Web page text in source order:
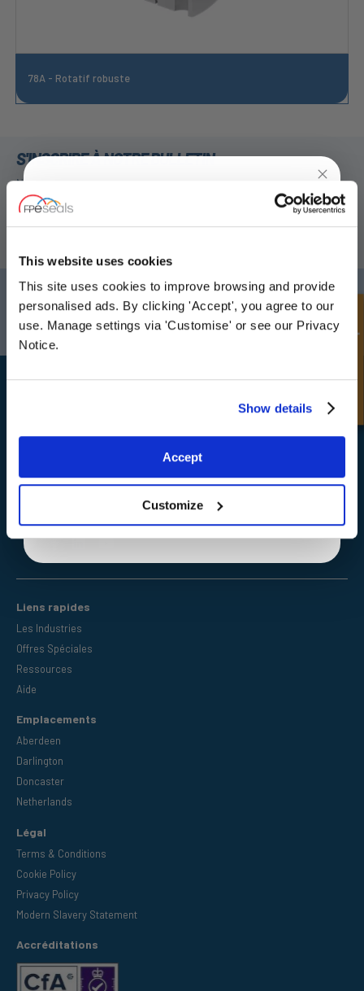
This website uses cookies
This site uses cookies to improve browsing and provide
personalised ads. By clicking 'Accept', you agree to our
use. Manage settings via 'Customise' or see our Privacy
Notice.
Show details
Accept
Customize
78A - Rotatif robuste
S'INSCRIRE À NOTRE BULLETIN
N'oubliez pas de vous abonner à notre newsletter pour recevoir des
détails sur nos dernières offres spéciales et nos nouveaux produits.
Darlington
Téléphone: +44 (0) 1325 282732
E-mail:sales@fpeseals.com
Doncaster
Téléphone:+44 (0)
E-mail:
Barrington Way,
Darlington,
Liens rapides
Les Industries
Offres Spéciales
Ressources
Aide
Emplacements
Aberdeen
Darlington
Doncaster
Netherlands
Légal
Terms & Conditions
Cookie Policy
Privacy Policy
Modern Slavery Statement
Accréditations
Demande rapide
UNLOCK10% OFF
YOURFIRST ORDER
Sign up for special offers and exclusive
deals
privacy policy.